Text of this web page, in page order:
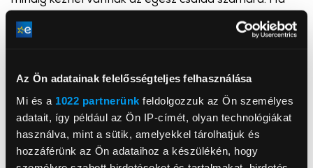
Az Ön adatainak felelősségteljes felhasználása
Mi és a 1022 partnerünk feldolgozzuk az Ön személyes
adatait, így például az Ön IP-címét, olyan technológiákat
használva, mint a sütik, amelyekkel tárolhatjuk és
hozzáférünk az Ön adataihoz a készülékén, hogy
hűtőszekrény egy automatikusan újratöltő, kivehető
kapcsolódik a vízvezetékhez. Az I-Refill kancsó
érzékelője lehetővé teszi, hogy a hűtőszekrény vizet
töltsön bele, amikor a vízszint 2 cm-rel csökken, egy
másik érzékelő pedig gondoskodik arról, hogy a víz
soha ne folyjon túl. A kancsót úgy terveztük, hogy